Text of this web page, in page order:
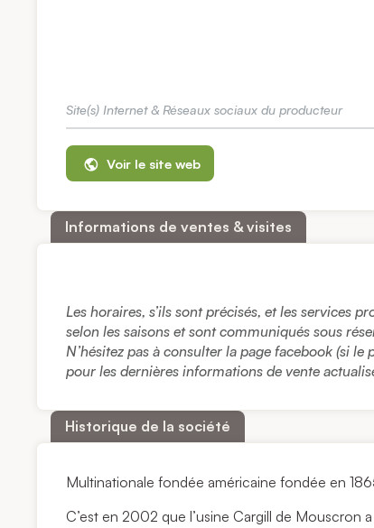
Site(s) Internet & Réseaux sociaux du producteur
Voir le site web
Informations de ventes & visites
Les horaires, s’ils sont précisés, et les services
selon les saisons et sont communiqués sous
N’hésitez pas à consulter la page facebook (si le
pour les dernières informations de vente
Historique de la société
Multinationale fondée américaine fondée en
C’est en 2002 que l’usine Cargill de Mouscron